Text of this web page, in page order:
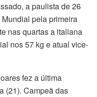
a paulista de 26
pela primeira
nas quartas a italiana
nos 57 kg e atual vice-
fez a última
(21). Campeã das